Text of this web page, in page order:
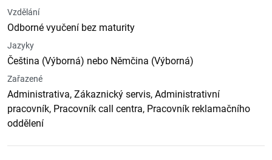
Vzdělání
Odborné vyučení bez maturity
Jazyky
Čeština (Výborná) nebo Němčina (Výborná)
Zařazené
Administrativa, Zákaznický servis, Administrativní
pracovník, Pracovník call centra, Pracovník reklamačního
oddělení